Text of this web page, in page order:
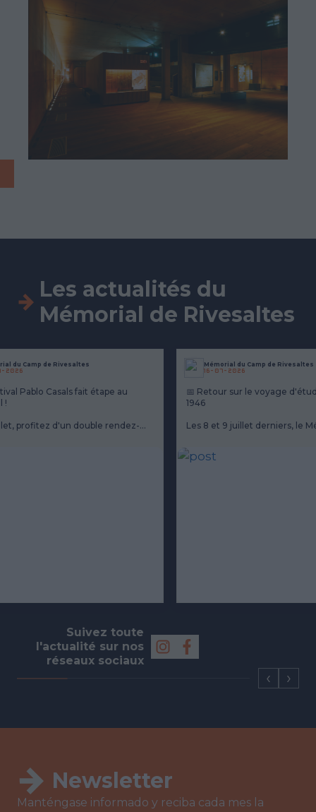
Les actualités du
Mémorial de Rivesaltes
du Camp de Rivesaltes
2026
Pablo Casals fait étape au
!
profitez d'un double rendez-
Mémorial du Camp de Rivesaltes
16-07-2026
📅 Retour sur le voyage
1946
Les 8 et 9 juillet derniers, le
enseignants venus de
académies de Montpelli...
Suivez toute
l'actualité sur nos
réseaux sociaux
Newsletter
Manténgase informado y reciba cada mes la